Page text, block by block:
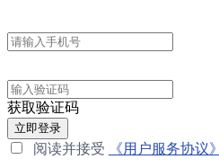
获取验证码
立即登录
阅读并接受 《用户服务协议》